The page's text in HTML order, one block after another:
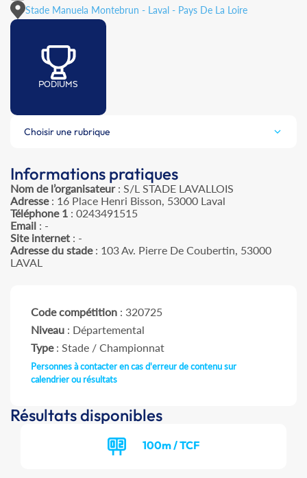
Stade Manuela Montebrun - Laval - Pays De La Loire
PODIUMS
Choisir une rubrique
Informations pratiques
Nom de l’organisateur: S/L STADE LAVALLOIS
Adresse: 16 Place Henri Bisson, 53000 Laval
Téléphone 1 : 0243491515
Email : -
Site internet : -
Adresse du stade: 103 Av. Pierre De Coubertin, 53000
LAVAL
Code compétition : 320725
Niveau : Départemental
Type: Stade / Championnat
Personnes à contacter en cas d'erreur de contenu sur
calendrier ou résultats
Résultats disponibles
100m / TCF